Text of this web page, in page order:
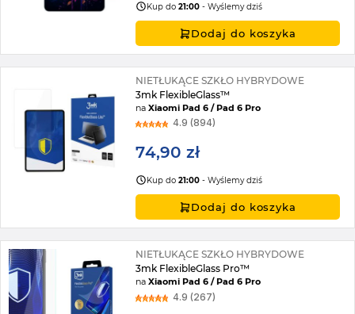
Kup do21:00 - Wyślemy dziś
Dodaj do koszyka
NIETŁUKĄCE SZKŁO HYBRYDOWE
3mk FlexibleGlass™
naXiaomi Pad 6 / Pad 6 Pro
4.9 (894)
74,90 zł
Kup do21:00 - Wyślemy dziś
Dodaj do koszyka
NIETŁUKĄCE SZKŁO HYBRYDOWE
3mk FlexibleGlass Pro™
naXiaomi Pad 6 / Pad 6 Pro
4.9 (267)